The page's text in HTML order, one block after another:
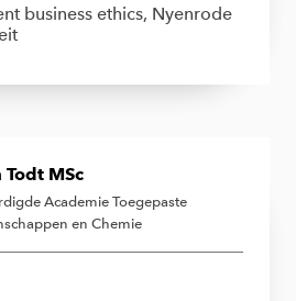
business ethics, Nyenrode
MSc
Academie Toegepaste
en Chemie